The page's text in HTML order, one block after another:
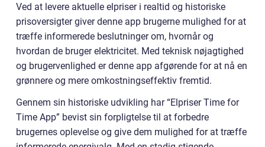
Ved at levere aktuelle elpriser i realtid og historiske
prisoversigter giver denne app brugerne mulighed for at
træffe informerede beslutninger om, hvornår og
hvordan de bruger elektricitet. Med teknisk nøjagtighed
og brugervenlighed er denne app afgørende for at nå en
grønnere og mere omkostningseffektiv fremtid.
Gennem sin historiske udvikling har “Elpriser Time for
Time App” bevist sin forpligtelse til at forbedre
brugernes oplevelse og give dem mulighed for at træffe